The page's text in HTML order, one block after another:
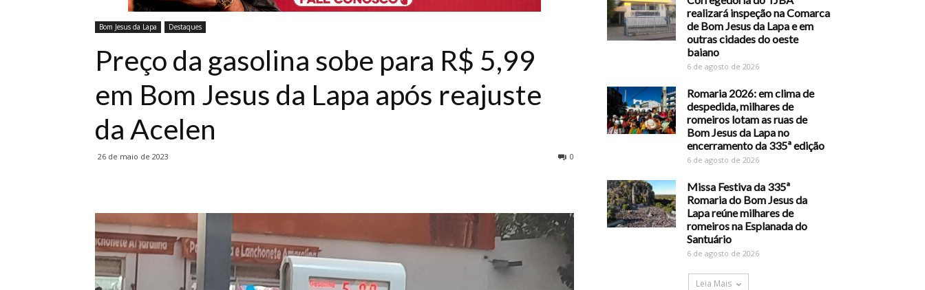
Bom Jesus da Lapa Destaques
Preço da gasolina sobe para R$ 5,99
em Bom Jesus da Lapa após reajuste
da Acelen
26 de maio de 2023 0
realizará inspeção na Comarca
de Bom Jesus da Lapa e em
outras cidades do oeste
baiano
6 de agosto de 2026
Romaria 2026: em clima de
despedida, milhares de
romeiros lotam as ruas de
Bom Jesus da Lapa no
encerramento da 335ª edição
6 de agosto de 2026
Missa Festiva da 335ª
Romaria do Bom Jesus da
Lapa reúne milhares de
romeiros na Esplanada do
Santuário
6 de agosto de 2026
Leia Mais